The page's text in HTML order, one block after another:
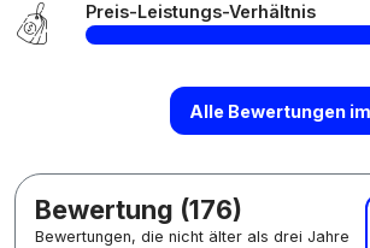
Preis-Leistungs-Verhältnis
Alle Bewertungen
Bewertung (176)
Bewertungen, die nicht älter als drei Jahre